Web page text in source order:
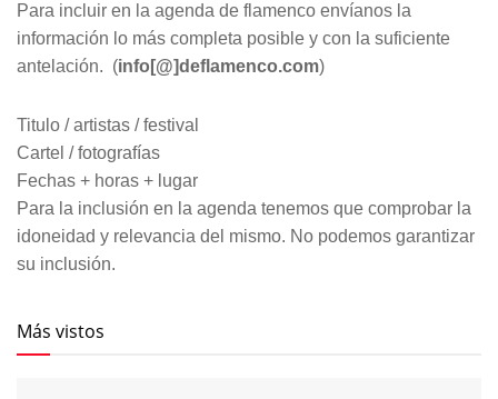
Para incluir en la agenda de flamenco envíanos la
información lo más completa posible y con la suficiente
antelación. (info[@]deflamenco.com)
Titulo / artistas / festival
Cartel / fotografías
Fechas + horas + lugar
Para la inclusión en la agenda tenemos que comprobar la
idoneidad y relevancia del mismo. No podemos garantizar
su inclusión.
Más vistos